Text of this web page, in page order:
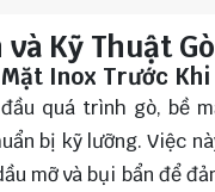
và Kỹ Thuật
Mặt Inox Trước Khi
quá trình gò, bề
bị kỹ lưỡng. Việc
mỡ và bụi bẩn để